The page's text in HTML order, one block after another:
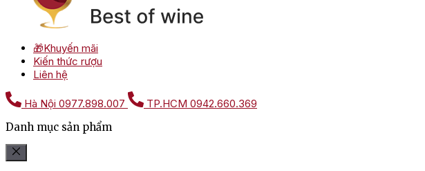
🎁Khuyến mãi
Kiến thức rượu
Liên hệ
Hà Nội 0977.898.007 TP.HCM 0942.660.369
Danh mục sản phẩm